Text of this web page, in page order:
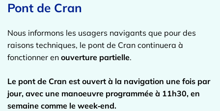
Pont de Cran
Nous informons les usagers navigants que pour des
raisons techniques, le pont de Cran continuera à
fonctionner en ouverture partielle.
Le pont de Cran est ouvert à la navigation une fois par
jour, avec une manoeuvre programmée à 11h30, en
semaine comme le week‑end.